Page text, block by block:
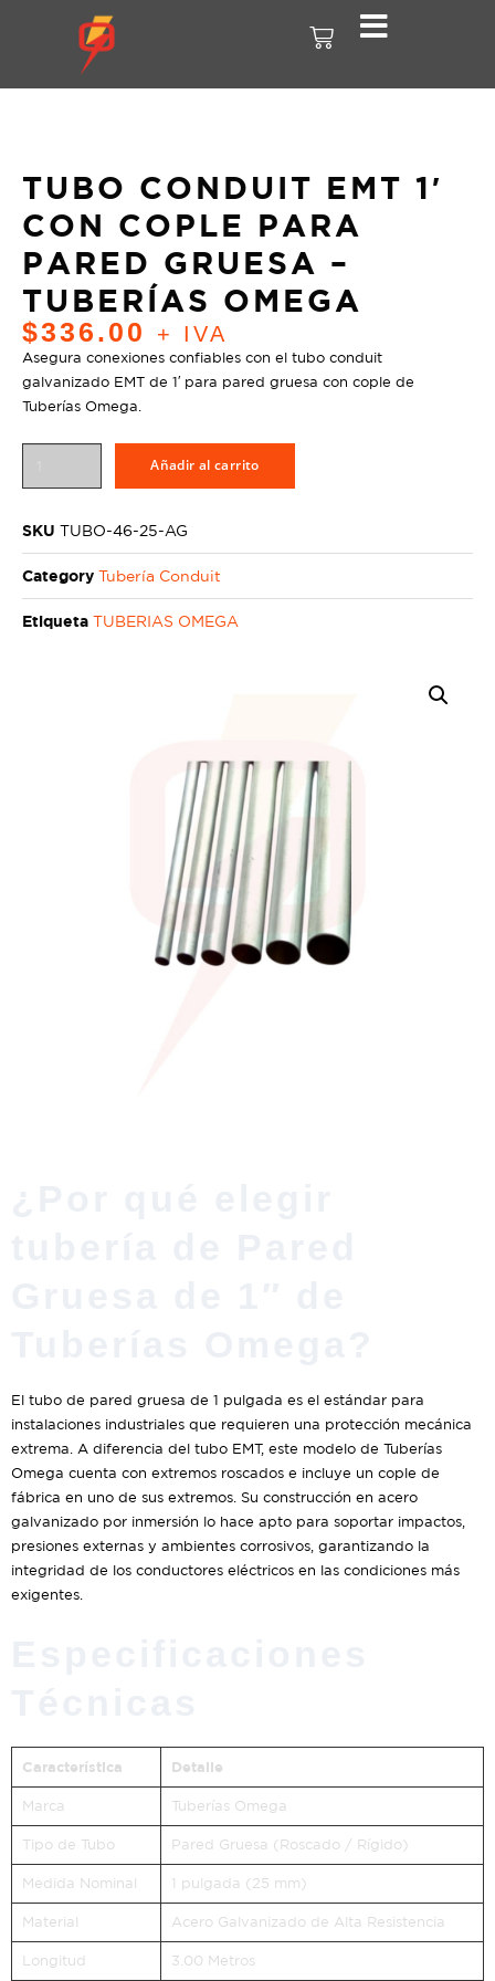
TUBO CONDUIT EMT 1′
CON COPLE PARA
PARED GRUESA –
TUBERÍAS OMEGA
$336.00 + IVA
Asegura conexiones confiables con el tubo conduit
galvanizado EMT de 1′ para pared gruesa con cople de
Tuberías Omega.
Añadir al carrito
SKU TUBO-46-25-AG
Category Tubería Conduit
Etiqueta TUBERIAS OMEGA
El tubo de pared gruesa de 1 pulgada es el estándar para
instalaciones industriales que requieren una protección mecánica
extrema. A diferencia del tubo EMT, este modelo de Tuberías
Omega cuenta con extremos roscados e incluye un cople de
fábrica en uno de sus extremos. Su construcción en acero
galvanizado por inmersión lo hace apto para soportar impactos,
presiones externas y ambientes corrosivos, garantizando la
integridad de los conductores eléctricos en las condiciones más
exigentes.
Característica Detalle
Marca Tuberías Omega
Tipo de Tubo Pared Gruesa (Roscado / Rígido)
Medida Nominal 1 pulgada (25 mm)
Material Acero Galvanizado de Alta Resistencia
Longitud 3.00 Metros